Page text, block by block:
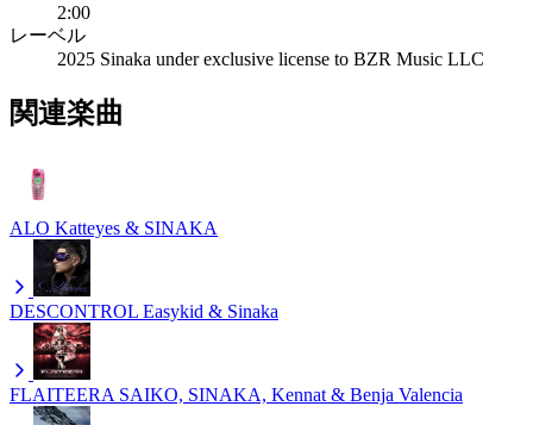
2:00
レーベル
2025 Sinaka under exclusive license to BZR Music LLC
関連楽曲
ALO Katteyes & SINAKA
DESCONTROL Easykid & Sinaka
FLAITEERA SAIKO, SINAKA, Kennat & Benja Valencia